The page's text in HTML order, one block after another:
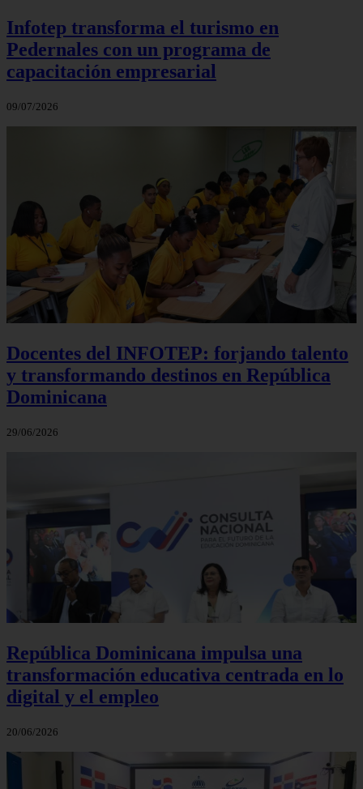
Infotep transforma el turismo en
Pedernales con un programa de
capacitación empresarial
09/07/2026
Docentes del INFOTEP: forjando talento
y transformando destinos en República
Dominicana
29/06/2026
República Dominicana impulsa una
transformación educativa centrada en lo
digital y el empleo
20/06/2026